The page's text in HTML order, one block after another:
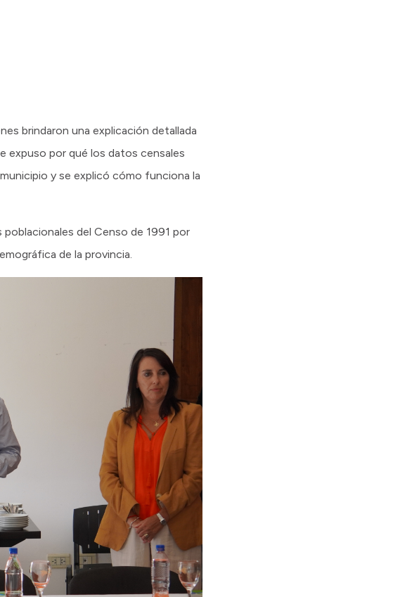
brindaron una explicación detallada
expuso por qué los datos censales
y se explicó cómo funciona la
del Censo de 1991 por
de la provincia.